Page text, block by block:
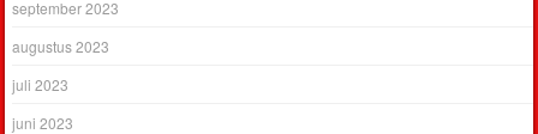
september 2023
augustus 2023
juli 2023
juni 2023